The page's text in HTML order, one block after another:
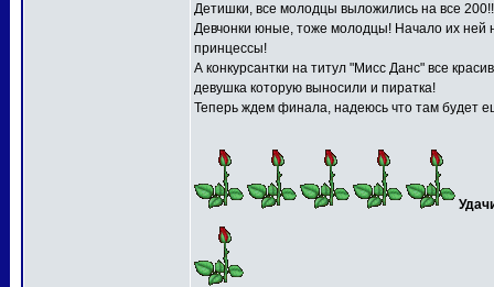
Детишки, все молодцы выложились на все
Девчонки юные, тоже молодцы! Начало их ней
принцессы!
А конкурсантки на титул "Мисс Данс" все
девушка которую выносили и пиратка!
Теперь ждем финала, надеюсь что там будет